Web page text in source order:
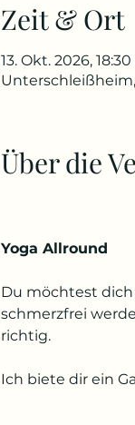
Zeit & Ort
13. Okt. 2026, 18:30
Über die
Yoga Allround
Du möchtest
schmerzfrei
richtig.
Ich biete dir ein